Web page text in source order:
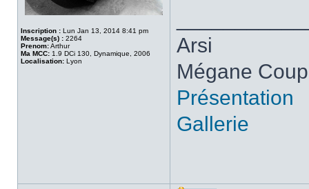
Inscription : Lun Jan 13, 2014 8:41 pm
Message(s) : 2264
Prenom:Arthur
Ma MCC: 1.9 DCi 130, Dynamique, 2006
Localisation: Lyon
Arsi
Mégane
Présentation
Gallerie